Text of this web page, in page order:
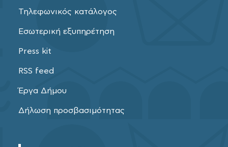
Τηλεφωνικός κατάλογος
Εσωτερική εξυπηρέτηση
Press kit
RSS feed
Έργα Δήμου
Δήλωση προσβασιμότητας